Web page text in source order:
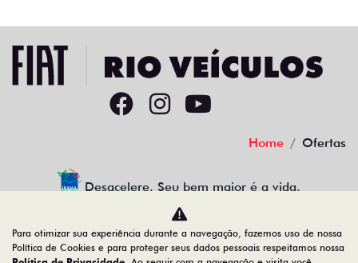
Home Ofertas
Desacelere. Seu bem maior é a vida.
Para otimizar sua experiência durante a navegação, fazemos uso de nossa
Política de Cookies e para proteger seus dados pessoais respeitamos nossa